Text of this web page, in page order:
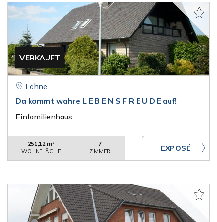
VERKAUFT
Löhne
Da kommt wahre L E B E N S F R E U D E auf!
Einfamilienhaus
251,12 m²
WOHNFLÄCHE
7
ZIMMER